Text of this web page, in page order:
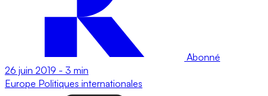
Abonné
26 juin 2019 - 3 min
Europe Politiques internationales